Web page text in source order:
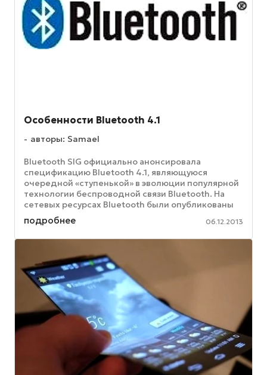
Особенности Bluetooth 4.1
авторы: Samael
Bluetooth SIG официально анонсировала
спецификацию Bluetooth 4.1, являющуюся
очередной «ступенькой» в эволюции популярной
технологии беспроводной связи Bluetooth. На
сетевых ресурсах Bluetooth были опубликованы
материалы, перечисляющие некоторые ...
подробнее 06.12.2013